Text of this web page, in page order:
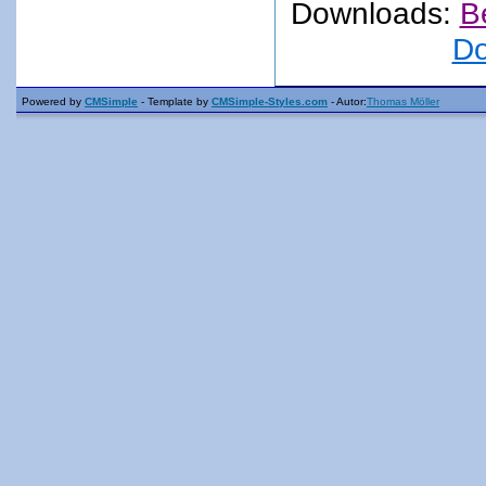
Downloads:
Powered by CMSimple - Template by CMSimple-Styles.com - Autor:Thomas Möller